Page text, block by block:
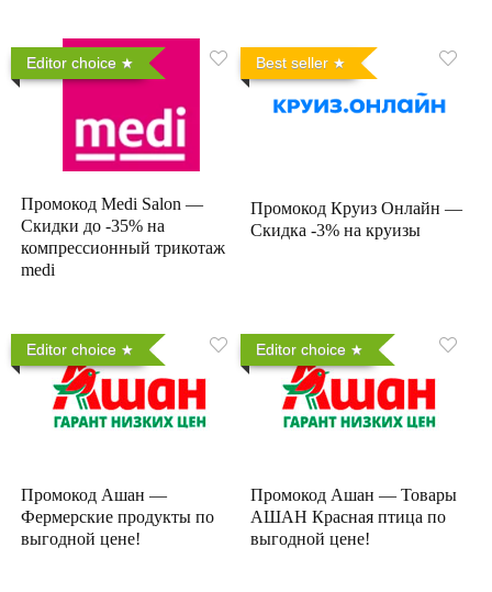
Editor choice
Промокод Medi Salon —
Скидки до -35% на
компрессионный трикотаж
medi
Best seller
Промокод Круиз Онлайн —
Скидка -3% на круизы
Editor choice
Промокод Ашан —
Фермерские продукты по
выгодной цене!
Editor choice
Промокод Ашан — Товары
АШАН Красная птица по
выгодной цене!